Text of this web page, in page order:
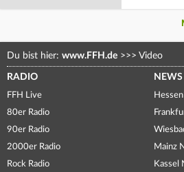
Du bist hier: www.FFH.de >>> Video
RADIO
FFH Live
80er Radio
90er Radio
2000er Radio
Rock Radio
NEWS
Mainz
Kassel